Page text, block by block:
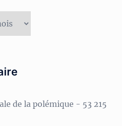
de la polémique - 53 215